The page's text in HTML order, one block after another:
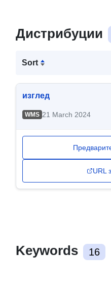
Дистрибуции
Sort
изглед
WMS 21 March 2024
URL
Keywords 16